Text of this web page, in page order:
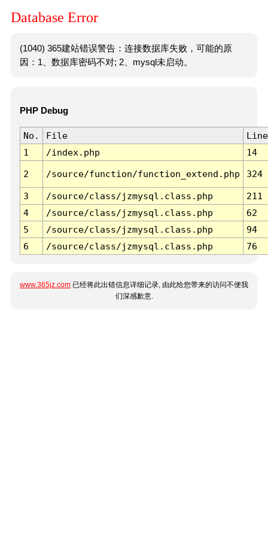
Database Error
(1040) 365建站错误警告：连接数据库失败，可能的原
因：1、数据库密码不对; 2、mysql未启动。
PHP Debug
No. File
Line
1
/index.php 14
2 /source/function/function_extend.php 324
3 /source/class/jzmysql.class.php
211
4
/source/class/jzmysql.class.php
62
5
/source/class/jzmysql.class.php
94
6
/source/class/jzmysql.class.php 76
www.365jz.com 已经将此出错信息详细记录, 由此给您带来的访问不便我
们深感歉意.